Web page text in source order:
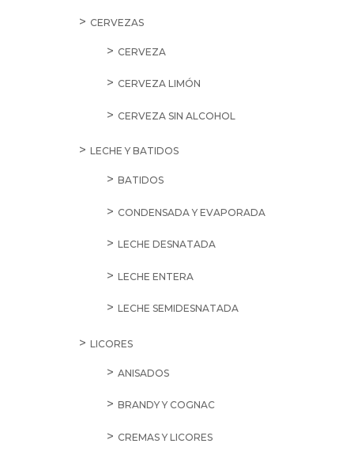
CERVEZAS
CERVEZA
CERVEZA LIMÓN
CERVEZA SIN ALCOHOL
LECHE Y BATIDOS
BATIDOS
CONDENSADA Y EVAPORADA
LECHE DESNATADA
LECHE ENTERA
LECHE SEMIDESNATADA
LICORES
ANISADOS
BRANDY Y COGNAC
CREMAS Y LICORES